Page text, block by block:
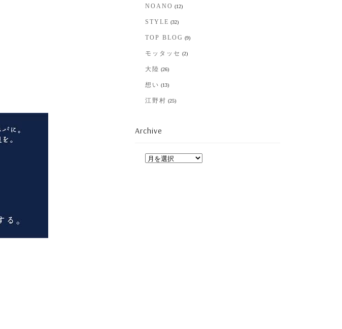
NOANO (12)
STYLE (32)
TOP BLOG (9)
モッタッセ (2)
大陸 (26)
想い (13)
江野村 (25)
Archive